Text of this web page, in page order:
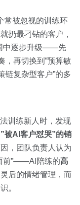
常被忽视的训练环
扔最刁钻的客户，
中逐步升级——先
，再切换到”预算敏
链复杂型客户”的多
训练新人时，发现
被AI客户怼哭”的销
，团队负责人认为
前”——AI陪练的高
后的情绪管理，而
。